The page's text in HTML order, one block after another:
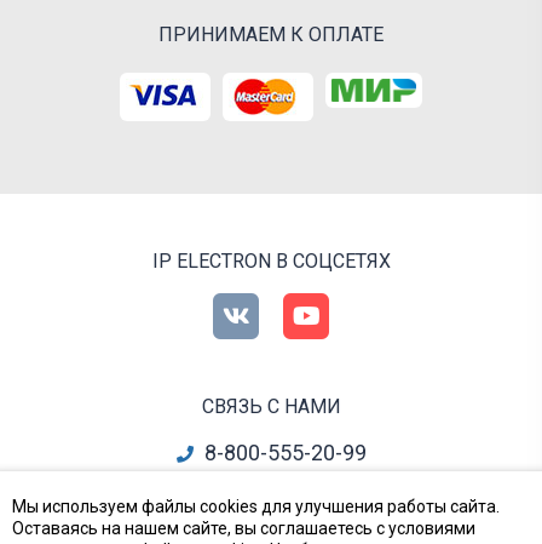
ПРИНИМАЕМ К ОПЛАТЕ
IP ELECTRON В СОЦСЕТЯХ
СВЯЗЬ С НАМИ
8-800-555-20-99
info@ipelectron.ru
все контакты
Мы используем файлы cookies для улучшения работы сайта.
Оставаясь на нашем сайте, вы соглашаетесь с условиями